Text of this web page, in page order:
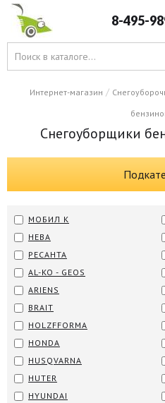
8-495-
Интернет-магазин /
Снегоуборщики
МОБИЛ К
НЕВА
РЕСАНТА
AL-KO - GEOS
ARIENS
BRAIT
HOLZFFORMA
HONDA
HUSQVARNA
HUTER
HYUNDAI